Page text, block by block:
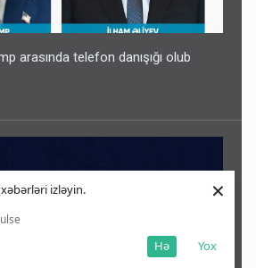
izləyin.
Yox
Hə
×
arasında telefon danışığı olub